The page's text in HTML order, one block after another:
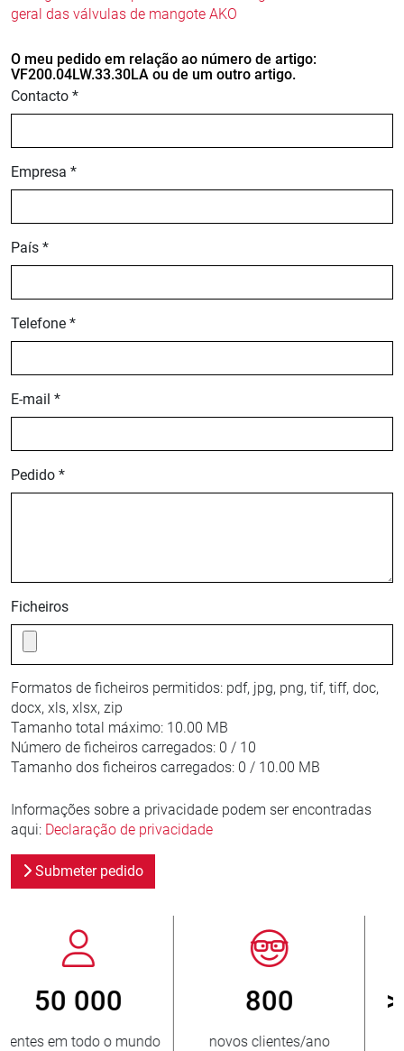
geral das válvulas de mangote AKO
O meu pedido em relação ao número de artigo:
VF200.04LW.33.30LA ou de um outro artigo.
Contacto *
Empresa *
País *
Telefone *
E-mail *
Pedido *
Ficheiros
Formatos de ficheiros permitidos: pdf, jpg, png, tif, tiff, doc,
docx, xls, xlsx, zip
Tamanho total máximo: 10.00 MB
Número de ficheiros carregados: 0 / 10
Tamanho dos ficheiros carregados: 0 / 10.00 MB
Informações sobre a privacidade podem ser encontradas
aqui: Declaração de privacidade
Submeter pedido
800
novos clientes/ano
> 3 500 000
unidades vendidas